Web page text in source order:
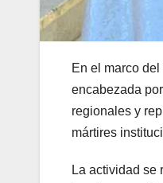
En el marco
encabezada
regionales y
mártires
La actividad se